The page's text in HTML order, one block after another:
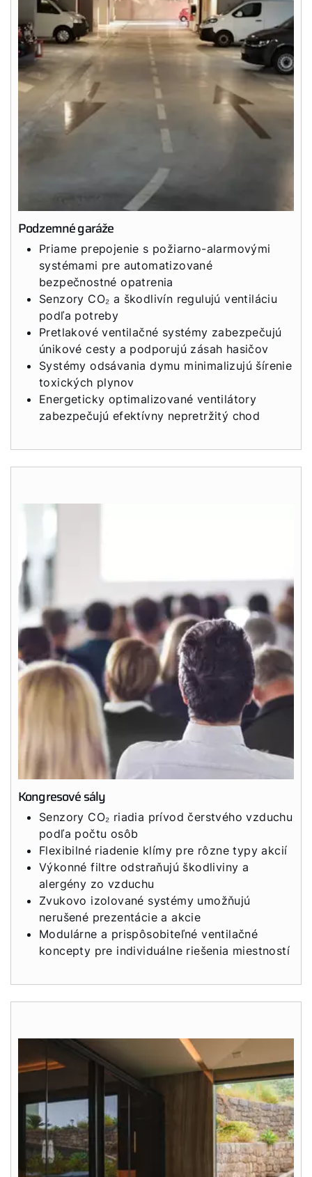
Podzemné garáže
Priame prepojenie s požiarno-alarmovými
systémami pre automatizované
bezpečnostné opatrenia
Senzory CO₂ a škodlivín regulujú ventiláciu
podľa potreby
Pretlakové ventilačné systémy zabezpečujú
únikové cesty a podporujú zásah hasičov
Systémy odsávania dymu minimalizujú šírenie
toxických plynov
Energeticky optimalizované ventilátory
zabezpečujú efektívny nepretržitý chod
Kongresové sály
Senzory CO₂ riadia prívod čerstvého vzduchu
podľa počtu osôb
Flexibilné riadenie klímy pre rôzne typy akcií
Výkonné filtre odstraňujú škodliviny a
alergény zo vzduchu
Zvukovo izolované systémy umožňujú
nerušené prezentácie a akcie
Modulárne a prispôsobiteľné ventilačné
koncepty pre individuálne riešenia miestností